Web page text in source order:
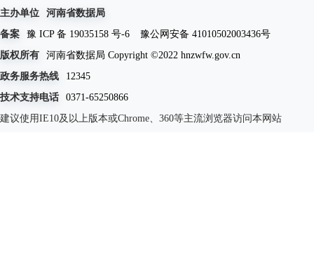
主办单位
河南省数据局
备案
豫 ICP 备 19035158 号-6
豫公网安备 41010502003436号
版权所有
河南省数据局 Copyright ©2022 hnzwfw.gov.cn
政务服务热线
12345
技术支持电话
0371-65250866
建议使用IE10及以上版本或Chrome、360等主流浏览器访问本网站